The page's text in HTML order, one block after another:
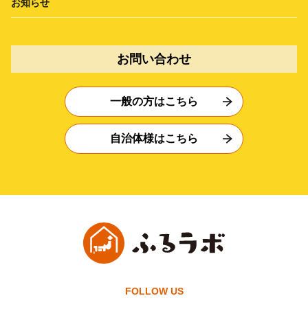
お知らせ
お問い合わせ
一般の方はこちら
自治体様はこちら
FOLLOW US